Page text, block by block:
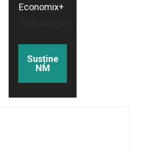
Economix+
Susține
NM